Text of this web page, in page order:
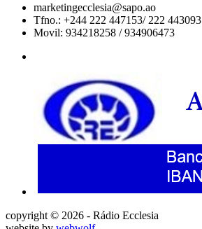
marketingecclesia@sapo.ao
Tfno.: +244 222 447153/ 222 443093
Movil: 934218258 / 934906473
copyright © 2026 - Rádio Ecclesia